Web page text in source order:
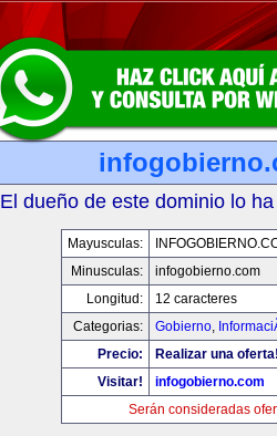
El dueño de este dominio lo
Mayusculas:
Minusculas:
infogobierno.com
Longitud:
12 caracteres
Categorias:
Gobierno,
Precio:
Realizar una
Visitar!
infogobierno.com
Serán consideradas